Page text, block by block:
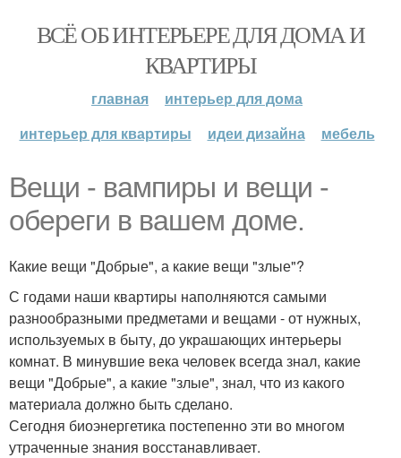
ВСЁ ОБ ИНТЕРЬЕРЕ ДЛЯ ДОМА И
КВАРТИРЫ
главная
интерьер для дома
интерьер для квартиры
идеи дизайна мебель
Вещи - вампиры и вещи -
обереги в вашем доме.
Какие вещи "Добрые", а какие вещи "злые"?
С годами наши квартиры наполняются самыми
разнообразными предметами и вещами - от нужных,
используемых в быту, до украшающих интерьеры
комнат. В минувшие века человек всегда знал, какие
вещи "Добрые", а какие "злые", знал, что из какого
материала должно быть сделано.
Сегодня биоэнергетика постепенно эти во многом
утраченные знания восстанавливает.